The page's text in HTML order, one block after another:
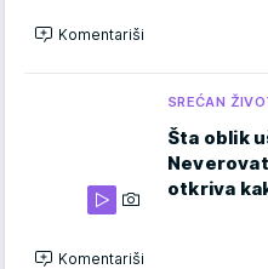
Komentariši
SREĆAN
Šta oblik
otkriva
Komentariši